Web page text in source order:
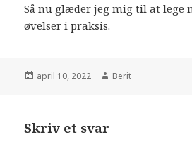
Så nu glæder jeg mig til at lege
øvelser i praksis.
april 10, 2022 Berit
Skriv et svar